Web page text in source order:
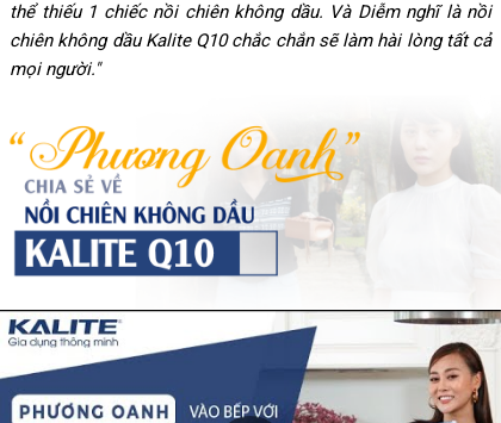
thể thiếu 1 chiếc nồi chiên không dầu. Và Diễm nghĩ là nồi
chiên không dầu Kalite Q10 chắc chắn sẽ làm hài lòng tất cả
mọi người."